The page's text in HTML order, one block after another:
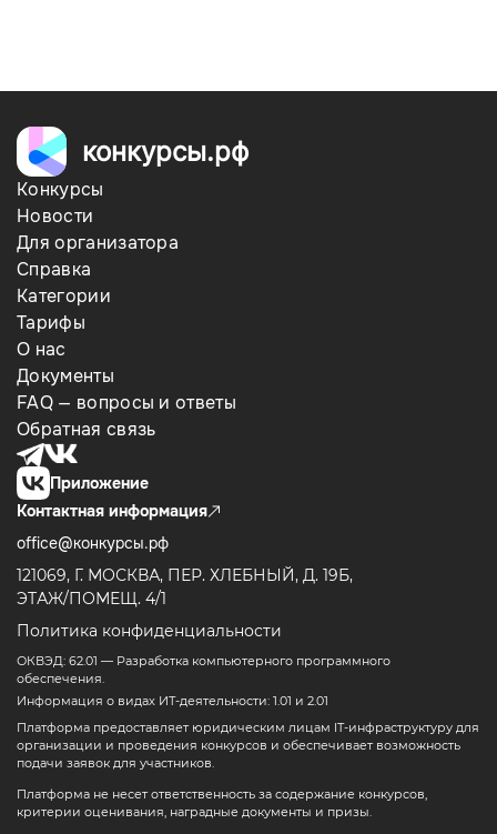
конкурсы.рф
Конкурсы
Новости
Для организатора
Справка
Категории
Тарифы
О нас
Документы
FAQ — вопросы и ответы
Обратная связь
Приложение
Контактная информация
office@конкурсы.рф
121069, Г. МОСКВА, ПЕР. ХЛЕБНЫЙ, Д. 19Б,
ЭТАЖ/ПОМЕЩ. 4/1
Политика конфиденциальности
ОКВЭД: 62.01 — Разработка компьютерного программного
обеспечения.
Информация о видах ИТ-деятельности: 1.01 и 2.01
Платформа предоставляет юридическим лицам IT-инфраструктуру для
организации и проведения конкурсов и обеспечивает возможность
подачи заявок для участников.
Платформа не несет ответственность за содержание конкурсов,
критерии оценивания, наградные документы и призы.